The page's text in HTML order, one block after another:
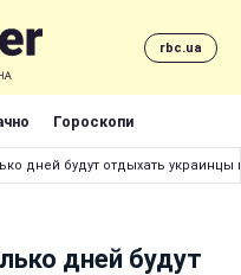
rbc.ua
Гороскопи
дней будут отдыхать украинцы
дней будут